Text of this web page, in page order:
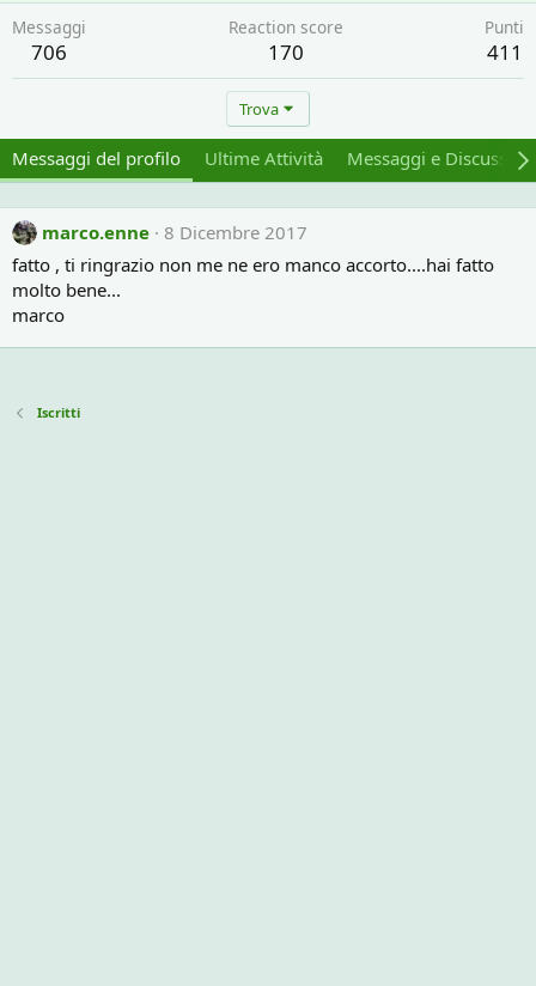
Messaggi
706
Reaction score
170
Punti
411
Trova
Messaggi del profilo Ultime Attività Messaggi e
marco.enne 8 Dicembre 2017
fatto , ti ringrazio non me ne ero manco accorto....hai fatto
molto bene...
marco
Iscritti